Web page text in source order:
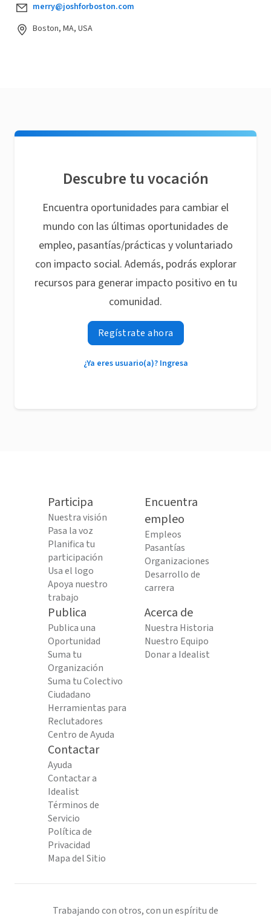
merry@joshforboston.com
Boston, MA, USA
Descubre tu vocación
Encuentra oportunidades para cambiar el
mundo con las últimas oportunidades de
empleo, pasantías/prácticas y voluntariado
con impacto social. Además, podrás explorar
recursos para generar impacto positivo en tu
comunidad.
Regístrate ahora
¿Ya eres usuario(a)? Ingresa
Participa
Nuestra visión
Pasa la voz
Planifica tu
participación
Usa el logo
Apoya nuestro
trabajo
Encuentra
empleo
Empleos
Pasantías
Organizaciones
Desarrollo de
carrera
Publica
Publica una
Oportunidad
Suma tu
Organización
Suma tu Colectivo
Ciudadano
Herramientas para
Reclutadores
Centro de Ayuda
Acerca de
Nuestra Historia
Nuestro Equipo
Donar a Idealist
Contactar
Ayuda
Contactar a
Idealist
Términos de
Servicio
Política de
Privacidad
Mapa del Sitio
Trabajando con otros, con un espíritu de